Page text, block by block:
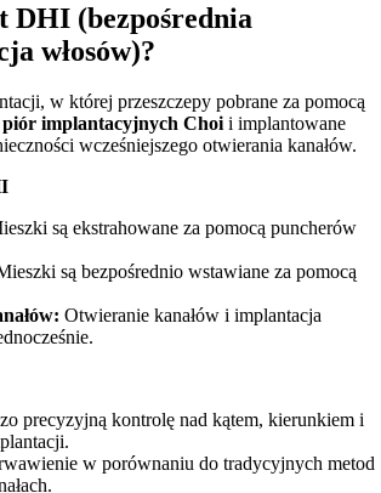
DHI (bezpośrednia
włosów)?
w której przeszczepy pobrane za pomocą
piór implantacyjnych Choii implantowane
wcześniejszego otwierania kanałów.
są ekstrahowane za pomocą puncherów
są bezpośrednio wstawiane za pomocą
Otwieranie kanałów i implantacja
precyzyjną kontrolę nad kątem, kierunkiem i
w porównaniu do tradycyjnych metod